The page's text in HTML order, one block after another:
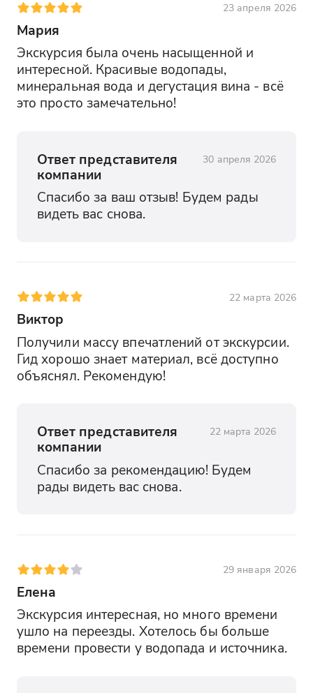
23 апреля 2026
Мария
Экскурсия была очень насыщенной и
интересной. Красивые водопады,
минеральная вода и дегустация вина - всё
это просто замечательно!
Ответ представителя
компании
30 апреля 2026
Спасибо за ваш отзыв! Будем рады
видеть вас снова.
22 марта 2026
Виктор
Получили массу впечатлений от экскурсии.
Гид хорошо знает материал, всё доступно
объяснял. Рекомендую!
Ответ представителя
компании
22 марта 2026
Спасибо за рекомендацию! Будем
рады видеть вас снова.
29 января 2026
Елена
Экскурсия интересная, но много времени
ушло на переезды. Хотелось бы больше
времени провести у водопада и источника.